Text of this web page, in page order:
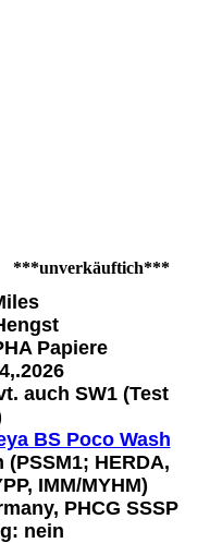
***unverkäuftich***
Papiere
auch SW1 (Test
BS Poco Wash
HERDA,
IMM/MYHM)
PHCG SSSP
nein